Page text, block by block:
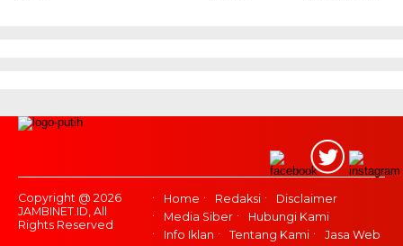
Copyright @ 2026
JAMBINET.ID, All
Rights Reserved
Home Redaksi
Disclaimer
Media Siber
Hubungi Kami
Info Iklan
Tentang Kami Jasa Web